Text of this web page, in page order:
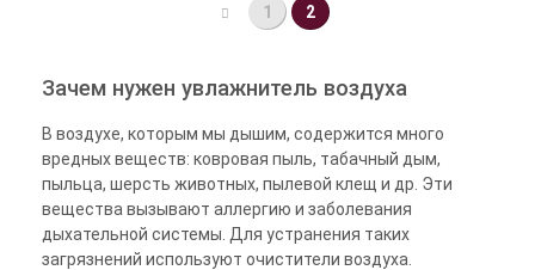
1 2
Зачем нужен увлажнитель воздуха
В воздухе, которым мы дышим, содержится много
вредных веществ: ковровая пыль, табачный дым,
пыльца, шерсть животных, пылевой клещ и др. Эти
вещества вызывают аллергию и заболевания
дыхательной системы. Для устранения таких
загрязнений используют очистители воздуха.